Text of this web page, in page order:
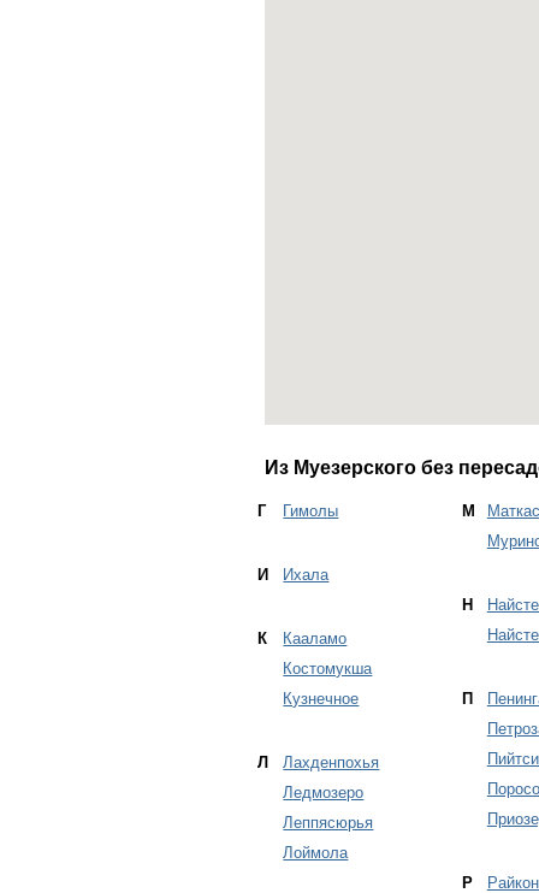
Из Муезерского без
Г Гимолы
И Ихала
К
Кааламо
Костомукша
Кузнечное
Л
Лахденпохья
Ледмозеро
Леппясюрья
Лоймола
М
Н
П
Р